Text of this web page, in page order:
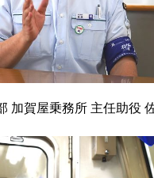
加賀屋乗務所 主任助役